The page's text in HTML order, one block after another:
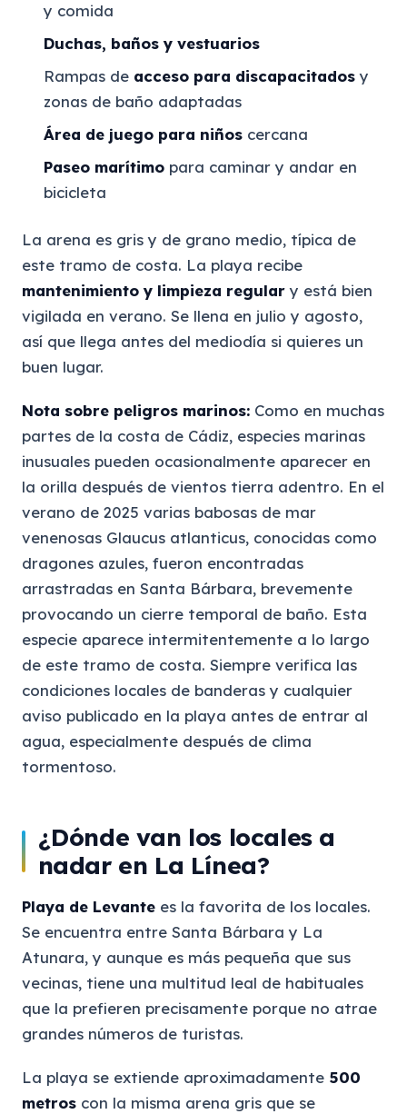
y comida
Duchas, baños y vestuarios
Rampas de acceso para discapacitadosy
zonas de baño adaptadas
Área de juego para niños cercana
Paseo marítimo para caminar y andar en
bicicleta
La arena es gris y de grano medio, típica de
este tramo de costa. La playa recibe
mantenimiento y limpieza regulary está bien
vigilada en verano. Se llena en julio y agosto,
así que llega antes del mediodía si quieres un
buen lugar.
Nota sobre peligros marinos: Como en muchas
partes de la costa de Cádiz, especies marinas
inusuales pueden ocasionalmente aparecer en
la orilla después de vientos tierra adentro. En el
verano de 2025 varias babosas de mar
venenosas Glaucus atlanticus, conocidas como
dragones azules, fueron encontradas
arrastradas en Santa Bárbara, brevemente
provocando un cierre temporal de baño. Esta
especie aparece intermitentemente a lo largo
de este tramo de costa. Siempre verifica las
condiciones locales de banderas y cualquier
aviso publicado en la playa antes de entrar al
agua, especialmente después de clima
tormentoso.
¿Dónde van los locales a
nadar en La Línea?
Playa de Levante es la favorita de los locales.
Se encuentra entre Santa Bárbara y La
Atunara, y aunque es más pequeña que sus
vecinas, tiene una multitud leal de habituales
que la prefieren precisamente porque no atrae
grandes números de turistas.
La playa se extiende aproximadamente 500
metros con la misma arena gris que se